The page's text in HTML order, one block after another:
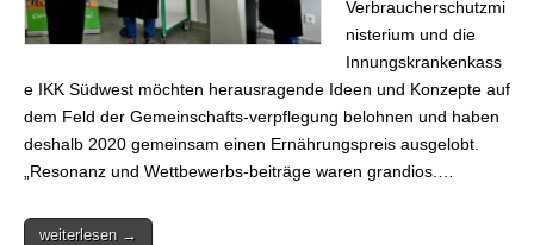
Verbraucherschutzmi
nisterium und die
Innungskrankenkass
e IKK Südwest möchten herausragende Ideen und Konzepte auf
dem Feld der Gemeinschafts-verpflegung belohnen und haben
deshalb 2020 gemeinsam einen Ernährungspreis ausgelobt.
„Resonanz und Wettbewerbs-beiträge waren grandios.…
weiterlesen →